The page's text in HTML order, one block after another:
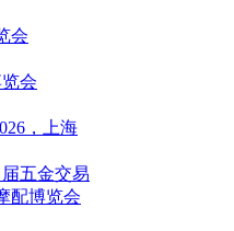
会
会
，上海
五金交易
配博览会